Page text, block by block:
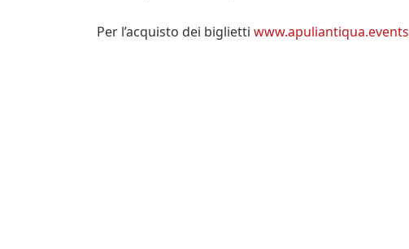
Per l’acquisto dei biglietti www.apuliantiqua.events